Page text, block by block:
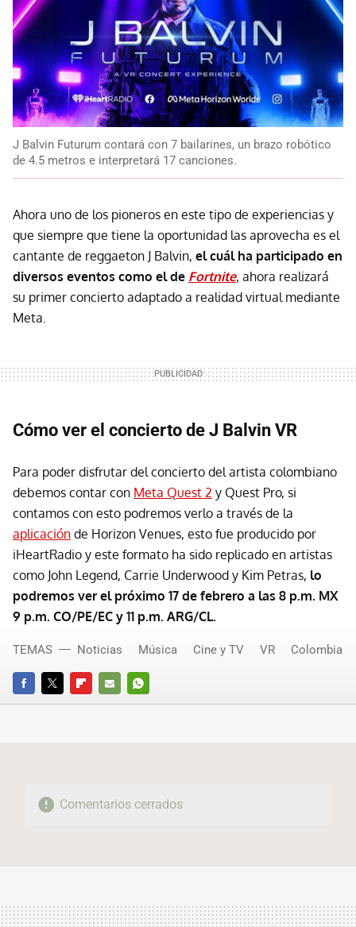
J Balvin Futurum contará con 7 bailarines, un brazo robótico
de 4.5 metros e interpretará 17 canciones.
Ahora uno de los pioneros en este tipo de experiencias y
que siempre que tiene la oportunidad las aprovecha es el
cantante de reggaeton J Balvin, el cuál ha participado en
diversos eventos como el de Fortnite, ahora realizará
su primer concierto adaptado a realidad virtual mediante
Meta.
Cómo ver el concierto de J Balvin VR
Para poder disfrutar del concierto del artista colombiano
debemos contar con Meta Quest 2 y Quest Pro, si
contamos con esto podremos verlo a través de la
aplicación de Horizon Venues, esto fue producido por
iHeartRadio y este formato ha sido replicado en artistas
como John Legend, Carrie Underwood y Kim Petras, lo
podremos ver el próximo 17 de febrero a las 8 p.m. MX
9 p.m. CO/PE/EC y 11 p.m. ARG/CL.
FACEBOOKTWITTERFLIPBOARD
E-
WHATSAPP
TEMAS Noticias Música Cine y TV VR Colombia
Comentarios cerrados